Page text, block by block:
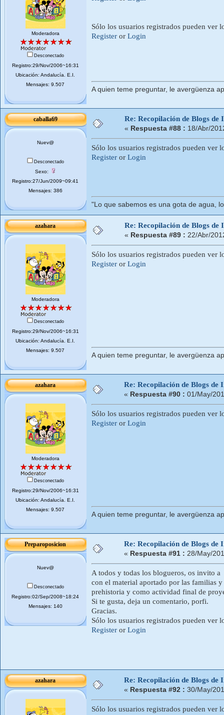
Moderadora
Desconectado
Registro:29/Nov/2006~16:31
Ubicación: Andalucí­a. E.I.
Mensajes: 9.507
Sólo los usuarios registrados pueden ver
Register or Login
A quien teme preguntar, le avergüenza
caballa69
Nuev@
Desconectado
Sexo:
Registro:27/Jun/2009~09:41
Mensajes: 386
Re: Recopilación de Blogs de
« Respuesta #88 : 18/Abr/
Sólo los usuarios registrados pueden ver
Register or Login
"Lo que sabemos es una gota de agua,
azahara
Moderadora
Desconectado
Registro:29/Nov/2006~16:31
Ubicación: Andalucí­a. E.I.
Mensajes: 9.507
Re: Recopilación de Blogs de
« Respuesta #89 : 22/Abr/
Sólo los usuarios registrados pueden ver
Register or Login
A quien teme preguntar, le avergüenza
azahara
Moderadora
Desconectado
Registro:29/Nov/2006~16:31
Ubicación: Andalucí­a. E.I.
Mensajes: 9.507
Re: Recopilación de Blogs de
« Respuesta #90 : 01/May/
Sólo los usuarios registrados pueden ver
Register or Login
A quien teme preguntar, le avergüenza
Preparoposicion
Nuev@
Desconectado
Registro:02/Sep/2008~18:24
Mensajes: 140
Re: Recopilación de Blogs de
« Respuesta #91 : 28/May/
A todos y todas los blogueros, os invito
con el material aportado por las familias
prehistoria y como actividad final de
Si te gusta, deja un comentario, porfi.
Gracias.
Sólo los usuarios registrados pueden ver
Register or Login
azahara Re: Recopilación de Blogs de
« Respuesta #92 : 30/May/
Sólo los usuarios registrados pueden ver